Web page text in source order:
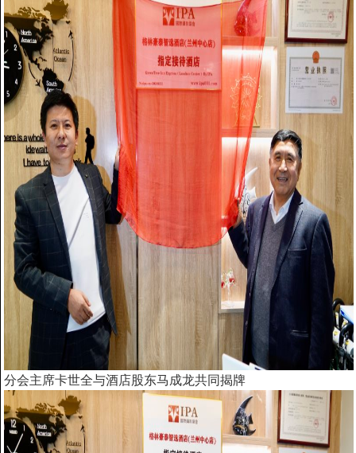
分会主席卡世全与酒店股东马成龙共同揭牌